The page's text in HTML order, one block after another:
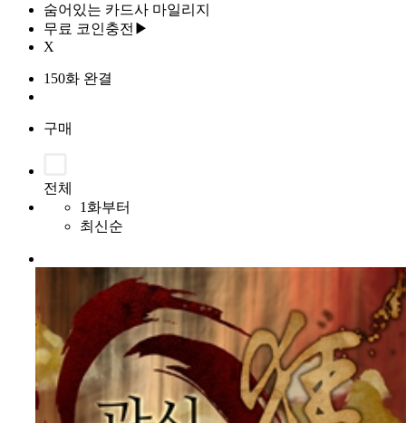
숨어있는 카드사 마일리지
무료 코인충전▶
X
150화 완결
구매
전체
1화부터
최신순